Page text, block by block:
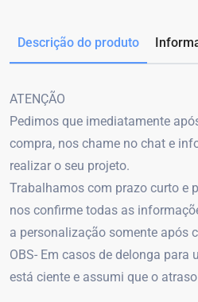
Descrição do produto
ATENÇÃO
Pedimos que imediatamente
compra, nos chame no chat e
realizar o seu projeto.
Trabalhamos com prazo curto e
nos confirme todas as
a personalização somente após
OBS- Em casos de delonga
está ciente e assumi que o